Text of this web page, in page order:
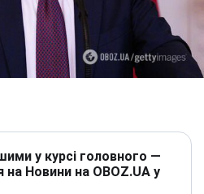
у курсі головного —
на Новини на OBOZ.UA у